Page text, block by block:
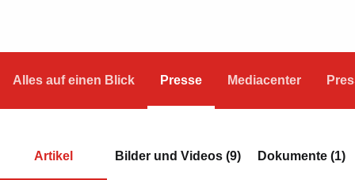
Alles auf einen Blick Presse Mediacenter
Artikel Bilder und Videos (9) Dokumente (1)